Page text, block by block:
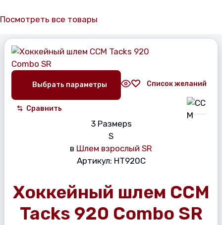
Посмотреть все товары
Выбрать параметры Список желаний
Сравнить
3 Размерs
S
в Шлем взрослый SR
Артикул: HT920C
Хоккейный шлем CCM
Tacks 920 Combo SR